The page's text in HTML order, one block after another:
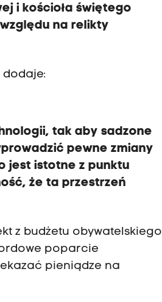
i kościoła świętego
na relikty
dodaje:
tak aby sadzone
pewne zmiany
jest istotne z punktu
że ta przestrzeń
z budżetu obywatelskiego
poparcie
pieniądze na